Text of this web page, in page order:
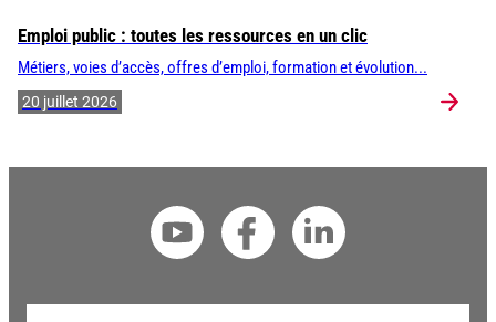
Emploi public : toutes les ressources en un clic
Métiers, voies d’accès, offres d’emploi, formation et évolution...
20 juillet 2026